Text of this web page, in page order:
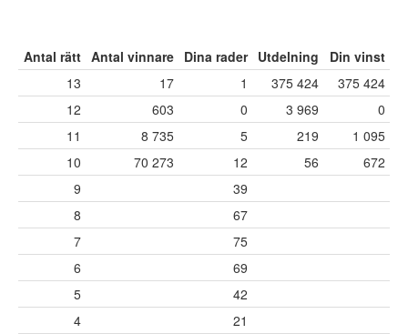
Antal rätt Antal vinnare Dina rader Utdelning
Din vinst
13
17 1 375 424
375 424
12
603 0 3 969
0
11
8 735 5 219
1 095
10
70 273 12 56
672
9
39
8
67
7
75
6
69
5
42
4
21